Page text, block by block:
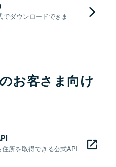
ダウンロードできま
お客さま向け
所を取得できる公式API